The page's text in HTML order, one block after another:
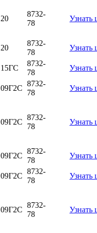
20
8732-
78
Узнать
20
8732-
78
Узнать
15ГС
8732-
78
Узнать
09Г2С
8732-
78
Узнать
09Г2С
8732-
78
Узнать
09Г2С
8732-
78
Узнать
09Г2С
8732-
78
Узнать
09Г2С
8732-
78
Узнать